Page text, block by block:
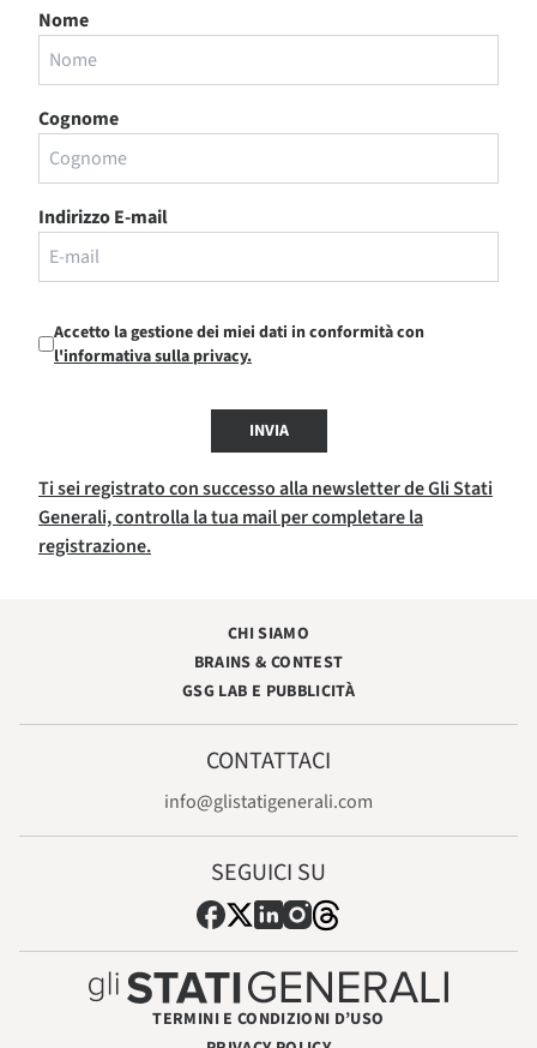
Nome
Cognome
Indirizzo E-mail
Accetto la gestione dei miei dati in conformità con
l'informativa sulla privacy.
INVIA
Ti sei registrato con successo alla newsletter de Gli Stati
Generali, controlla la tua mail per completare la
registrazione.
CHI SIAMO
BRAINS & CONTEST
GSG LAB E PUBBLICITÀ
CONTATTACI
info@glistatigenerali.com
SEGUICI SU
TERMINI E CONDIZIONI D’USO